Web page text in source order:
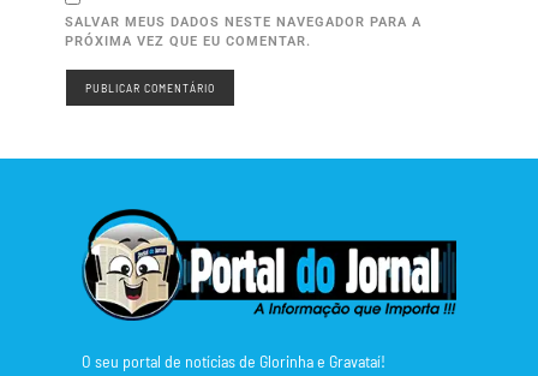
SALVAR MEUS DADOS NESTE NAVEGADOR PARA A
PRÓXIMA VEZ QUE EU COMENTAR.
O seu portal de notícias de Glorinha e Gravataí!